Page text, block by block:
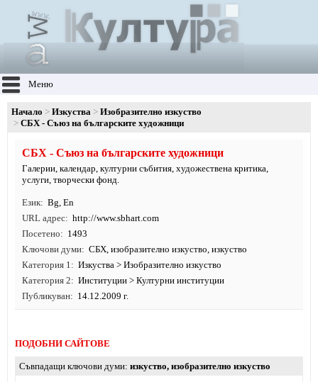
Меню
Начало Изкуства
Изобразително изкуство
СБХ - Съюз на българските художници
СБХ - Съюз на българските художници
Галерии, календар, културни събития, художествена критика,
услуги, творчески фонд.
Език Bg, En
URL адрес
http://www.sbhart.com
Посетено
1493
Ключови думи
СБХ, изобразително изкуство, изкуство
Категория 1
Изкуства > Изобразително изкуство
Категория 2
Институции > Културни институции
Публикуван
14.12.2009 г.
ПОДОБНИ САЙТОВЕ
Съвпадащи ключови думи изкуство, изобразително изкуство